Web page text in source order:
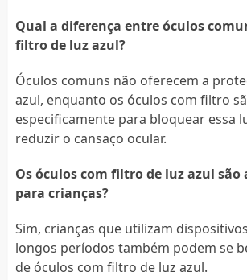
Qual a diferença entre óculos
filtro de luz azul?
Óculos comuns não oferecem a
azul, enquanto os óculos com filtro
especificamente para bloquear essa
reduzir o cansaço ocular.
Os óculos com filtro de luz azul são
para crianças?
Sim, crianças que utilizam
longos períodos também podem se
de óculos com filtro de luz azul.